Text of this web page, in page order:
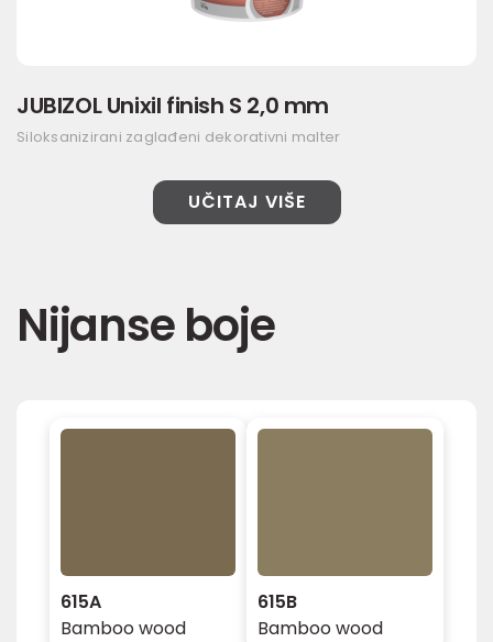
JUBIZOL Unixil finish S 2,0 mm
Siloksanizirani zaglađeni dekorativni malter
UČITAJ VIŠE
Nijanse boje
615A
Bamboo wood
615B
Bamboo wood